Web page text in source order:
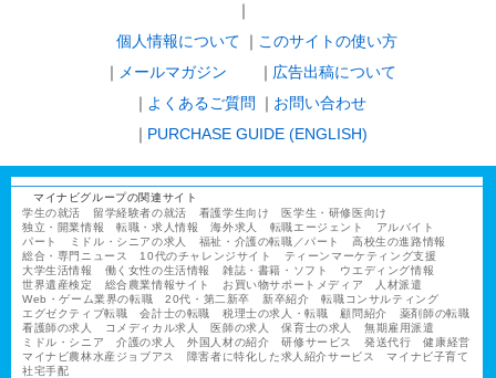
｜
個人情報について
このサイトの使い方
メールマガジン
広告出稿について
よくあるご質問
お問い合わせ
PURCHASE GUIDE (ENGLISH)
マイナビグループの関連サイト
学生の就活
留学経験者の就活 看護学生向け
医学生・研修医向け
独立・開業情報
転職・求人情報 海外求人 転職エージェント
アルバイト
パート
ミドル・シニアの求人 福祉・介護の転職／パート
高校生の進路情報
総合・専門ニュース
10代のチャレンジサイト
ティーンマーケティング支援
大学生活情報
働く女性の生活情報 雑誌・書籍・ソフト
ウエディング情報
世界遺産検定
総合農業情報サイト お買い物サポートメディア
人材派遣
Web・ゲーム業界の転職
20代・第二新卒 新卒紹介
転職コンサルティング
エグゼクティブ転職
会計士の転職 税理士の求人・転職 顧問紹介
薬剤師の転職
看護師の求人
コメディカル求人 医師の求人 保育士の求人
無期雇用派遣
ミドル・シニア
介護の求人 外国人材の紹介 研修サービス 発送代行
健康経営
マイナビ農林水産ジョブアス
障害者に特化した求人紹介サービス
マイナビ子育て
社宅手配